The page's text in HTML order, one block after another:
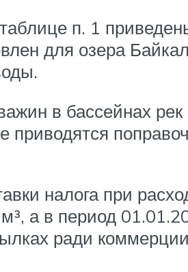
п. 1
для озера
в бассейнах
приводятся
налога при
а в период
ради